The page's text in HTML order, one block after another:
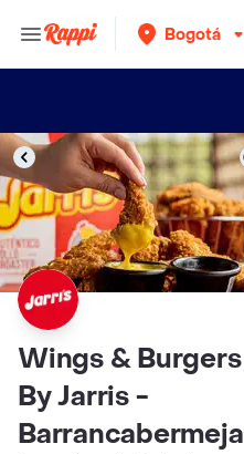
Bogotá
Wings & Burgers
By Jarris -
Barrancabermeja